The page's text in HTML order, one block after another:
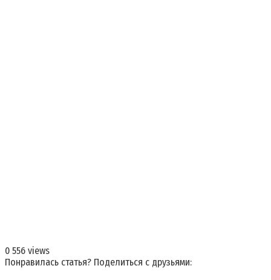
0 556 views
Понравилась статья? Поделиться с друзьями: